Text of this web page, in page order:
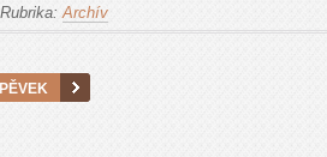
Rubrika: Archív